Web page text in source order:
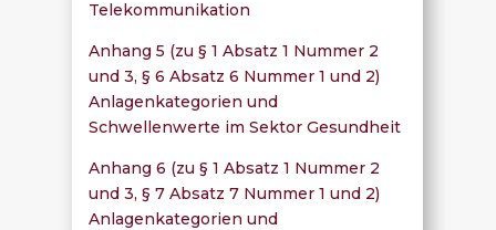
Telekommunikation
Anhang 5 (zu § 1 Absatz 1 Nummer 2
und 3, § 6 Absatz 6 Nummer 1 und 2)
Anlagenkategorien und
Schwellenwerte im Sektor Gesundheit
Anhang 6 (zu § 1 Absatz 1 Nummer 2
und 3, § 7 Absatz 7 Nummer 1 und 2)
Anlagenkategorien und